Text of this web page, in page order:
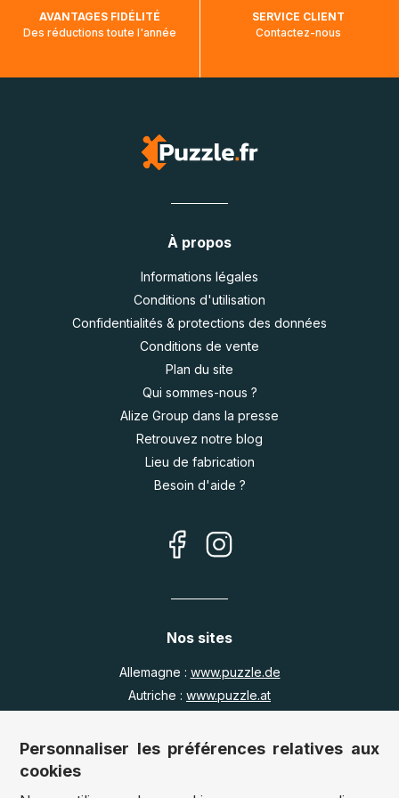
AVANTAGES FIDÉLITÉ
Des réductions toute l'année
SERVICE CLIENT
Contactez-nous
À propos
Informations légales
Conditions d'utilisation
Confidentialités & protections des données
Conditions de vente
Plan du site
Qui sommes-nous ?
Alize Group dans la presse
Retrouvez notre blog
Lieu de fabrication
Besoin d'aide ?
Nos sites
Allemagne : www.puzzle.de
Autriche : www.puzzle.at
Royaume Uni :
www.jigsawpuzzle.co.uk
Personnaliser les préférences relatives aux
cookies